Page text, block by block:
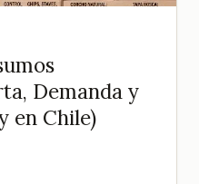
Demanda y
en Chile)